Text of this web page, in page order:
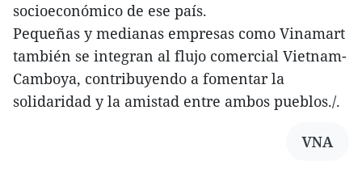
socioeconómico de ese país.
Pequeñas y medianas empresas como Vinamart
también se integran al flujo comercial Vietnam-
Camboya, contribuyendo a fomentar la
solidaridad y la amistad entre ambos pueblos./.
VNA